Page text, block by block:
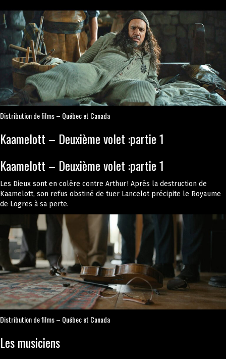
Distribution de films – Québec et Canada
Kaamelott – Deuxième volet :partie 1
Kaamelott – Deuxième volet :partie 1
Les Dieux sont en colère contre Arthur ! Après la destruction de
Kaamelott, son refus obstiné de tuer Lancelot précipite le Royaume
de Logres à sa perte.
Distribution de films – Québec et Canada
Les musiciens